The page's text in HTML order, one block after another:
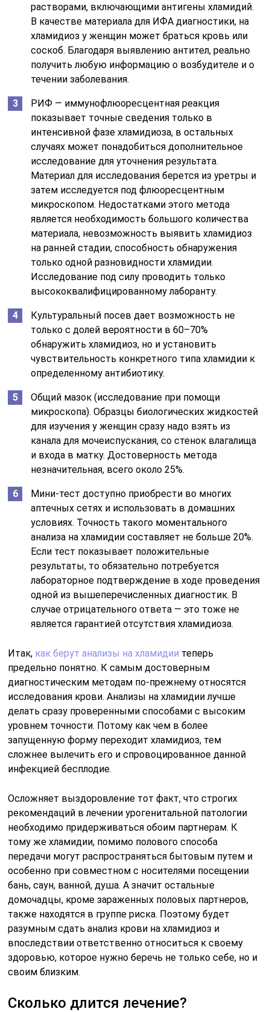
растворами, включающими антигены хламидий.
В качестве материала для ИФА диагностики, на
хламидиоз у женщин может браться кровь или
соскоб. Благодаря выявлению антител, реально
получить любую информацию о возбудителе и о
течении заболевания.
РИФ — иммунофлюоресцентная реакция
показывает точные сведения только в
интенсивной фазе хламидиоза, в остальных
случаях может понадобиться дополнительное
исследование для уточнения результата.
Материал для исследования берется из уретры и
затем исследуется под флюоресцентным
микроскопом. Недостатками этого метода
является необходимость большого количества
материала, невозможность выявить хламидиоз
на ранней стадии, способность обнаружения
только одной разновидности хламидии.
Исследование под силу проводить только
высококвалифицированному лаборанту.
Культуральный посев дает возможность не
только с долей вероятности в 60–70%
обнаружить хламидиоз, но и установить
чувствительность конкретного типа хламидии к
определенному антибиотику.
Общий мазок (исследование при помощи
микроскопа). Образцы биологических жидкостей
для изучения у женщин сразу надо взять из
канала для мочеиспускания, со стенок влагалища
и входа в матку. Достоверность метода
незначительная, всего около 25%.
Мини-тест доступно приобрести во многих
аптечных сетях и использовать в домашних
условиях. Точность такого моментального
анализа на хламидии составляет не больше 20%.
Если тест показывает положительные
результаты, то обязательно потребуется
лабораторное подтверждение в ходе проведения
одной из вышеперечисленных диагностик. В
случае отрицательного ответа — это тоже не
является гарантией отсутствия хламидиоза.
Итак, как берут анализы на хламидии теперь
предельно понятно. К самым достоверным
диагностическим методам по-прежнему относятся
исследования крови. Анализы на хламидии лучше
делать сразу проверенными способами с высоким
уровнем точности. Потому как чем в более
запущенную форму переходит хламидиоз, тем
сложнее вылечить его и спровоцированное данной
инфекцией бесплодие.
Осложняет выздоровление тот факт, что строгих
рекомендаций в лечении урогенитальной патологии
необходимо придерживаться обоим партнерам. К
тому же хламидии, помимо полового способа
передачи могут распространяться бытовым путем и
особенно при совместном с носителями посещении
бань, саун, ванной, душа. А значит остальные
домочадцы, кроме зараженных половых партнеров,
также находятся в группе риска. Поэтому будет
разумным сдать анализ крови на хламидиоз и
впоследствии ответственно относиться к своему
здоровью, которое нужно беречь не только себе, но и
своим близким.
Сколько длится лечение?